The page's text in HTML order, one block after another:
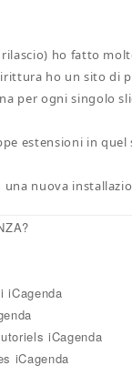
ho fatto
ho un sito di
per ogni singolo
estensioni in quel
una nuova
iCagenda
iCagenda
iCagenda